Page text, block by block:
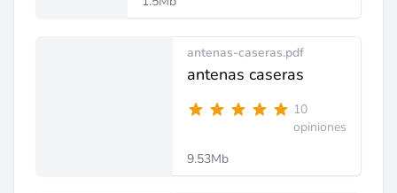
antenas-caseras.pdf
antenas caseras
10
opiniones
9.53Mb